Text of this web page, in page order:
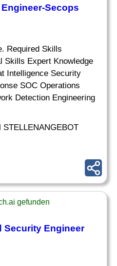
Secops
Required Skills
Skills Expert Knowledge
Intelligence Security
SOC Operations
Detection Engineering
gefunden
Security Engineer